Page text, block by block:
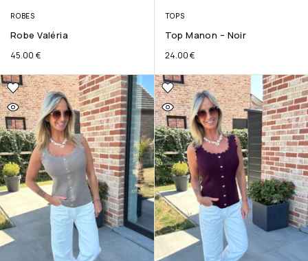
ROBES
Robe Valéria
45.00 €
TOPS
Top Manon – Noir
24.00€